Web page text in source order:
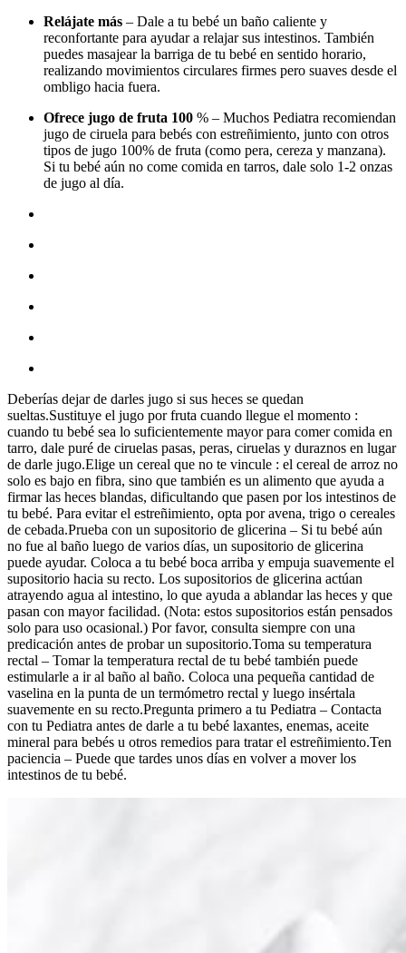
Relájate más – Dale a tu bebé un baño caliente y
reconfortante para ayudar a relajar sus intestinos. También
puedes masajear la barriga de tu bebé en sentido horario,
realizando movimientos circulares firmes pero suaves desde el
ombligo hacia fuera.
Ofrece jugo de fruta 100 % – Muchos Pediatra recomiendan
jugo de ciruela para bebés con estreñimiento, junto con otros
tipos de jugo 100% de fruta (como pera, cereza y manzana).
Si tu bebé aún no come comida en tarros, dale solo 1-2 onzas
de jugo al día.
Deberías dejar de darles jugo si sus heces se quedan
sueltas.Sustituye el jugo por fruta cuando llegue el momento :
cuando tu bebé sea lo suficientemente mayor para comer comida en
tarro, dale puré de ciruelas pasas, peras, ciruelas y duraznos en lugar
de darle jugo.Elige un cereal que no te vincule : el cereal de arroz no
solo es bajo en fibra, sino que también es un alimento que ayuda a
firmar las heces blandas, dificultando que pasen por los intestinos de
tu bebé. Para evitar el estreñimiento, opta por avena, trigo o cereales
de cebada.Prueba con un supositorio de glicerina – Si tu bebé aún
no fue al baño luego de varios días, un supositorio de glicerina
puede ayudar. Coloca a tu bebé boca arriba y empuja suavemente el
supositorio hacia su recto. Los supositorios de glicerina actúan
atrayendo agua al intestino, lo que ayuda a ablandar las heces y que
pasan con mayor facilidad. (Nota: estos supositorios están pensados
solo para uso ocasional.) Por favor, consulta siempre con una
predicación antes de probar un supositorio.Toma su temperatura
rectal – Tomar la temperatura rectal de tu bebé también puede
estimularle a ir al baño al baño. Coloca una pequeña cantidad de
vaselina en la punta de un termómetro rectal y luego insértala
suavemente en su recto.Pregunta primero a tu Pediatra – Contacta
con tu Pediatra antes de darle a tu bebé laxantes, enemas, aceite
mineral para bebés u otros remedios para tratar el estreñimiento.Ten
paciencia – Puede que tardes unos días en volver a mover los
intestinos de tu bebé.